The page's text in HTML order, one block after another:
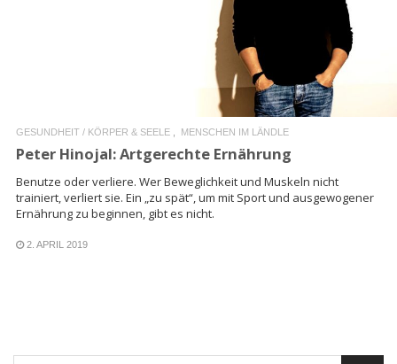
READ MORE
GESUNDHEIT / KÖRPER & SEELE MENSCHEN IM LÄNDLE
Peter Hinojal: Artgerechte Ernährung
Benutze oder verliere. Wer Beweglichkeit und Muskeln nicht
trainiert, verliert sie. Ein „zu spät“, um mit Sport und ausgewogener
Ernährung zu beginnen, gibt es nicht.
2. APRIL 2019